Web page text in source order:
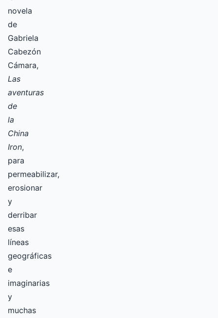
novela
de
Gabriela
Cabezón
Cámara,
Las
aventuras
de
la
China
Iron,
para
permeabilizar,
erosionar
y
derribar
esas
líneas
geográficas
e
imaginarias
y
muchas